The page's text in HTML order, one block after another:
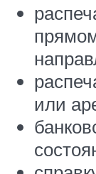
или